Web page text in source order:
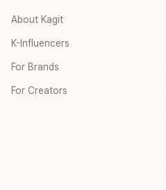
About Kagit
K-Influencers
For Brands
For Creators